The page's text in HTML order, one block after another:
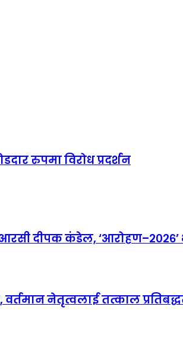
रुपमा विरोध प्रदर्शन
दीपक कंडेल,
नेतृत्वलाई तत्काल